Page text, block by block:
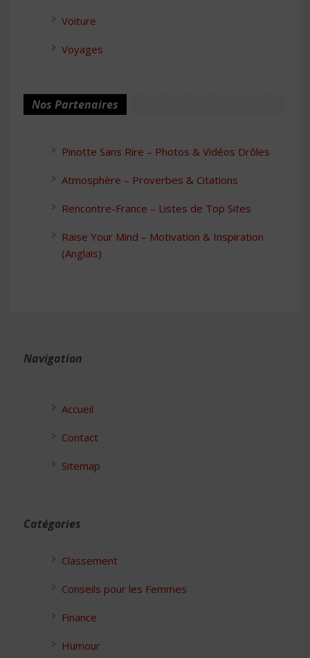
Voiture
Voyages
Nos Partenaires
Pinotte Sans Rire – Photos & Vidéos Drôles
Atmosphère – Proverbes & Citations
Rencontre-France – Listes de Top Sites
Raise Your Mind – Motivation & Inspiration
(Anglais)
Navigation
Accueil
Contact
Sitemap
Catégories
Classement
Conseils pour les Femmes
Finance
Humour